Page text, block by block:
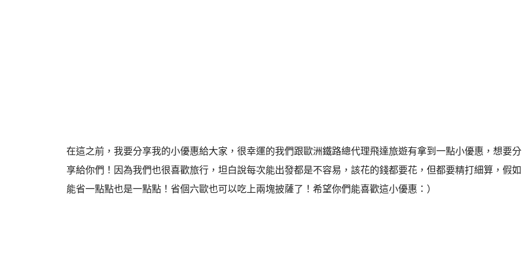
在這之前，我要分享我的小優惠給大家，很幸運的我們跟歐洲鐵路總代理飛達旅遊有拿到一點小優惠，想要分
享給你們！因為我們也很喜歡旅行，坦白說每次能出發都是不容易，該花的錢都要花，但都要精打細算，假如
能省一點點也是一點點！省個六歐也可以吃上兩塊披薩了！希望你們能喜歡這小優惠：）